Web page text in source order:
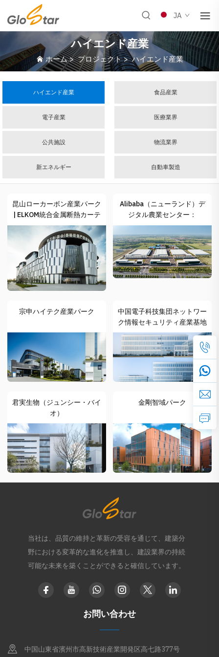
JA
ハイエンド産業
ホーム>プロジェクト>ハイエンド産業
ハイエンド産業 食品産業
電子産業 医療業界
公共施設 物流業界
新エネルギー 自動車製造
昆山ローカーボン産業パーク
| ELKOM統合金属断熱カーテ
ンウォールシステム
Alibaba（ニューランド）デ
ジタル農業センター：
105,000㎡金属外装工事
宗申ハイテク産業パーク
中国電子科技集団ネットワー
ク情報セキュリティ産業基地
君実生物（ジュンシー・バイ
オ）
金剛智域パーク
当社は、品質の維持と革新の受容を通じて、建築分
野における変革的な進化を推進し、建設業界の持続
可能な未来を築くことができると確信しています。
お問い合わせ
中国山東省濱州市高新技術産業開発区高七路377号